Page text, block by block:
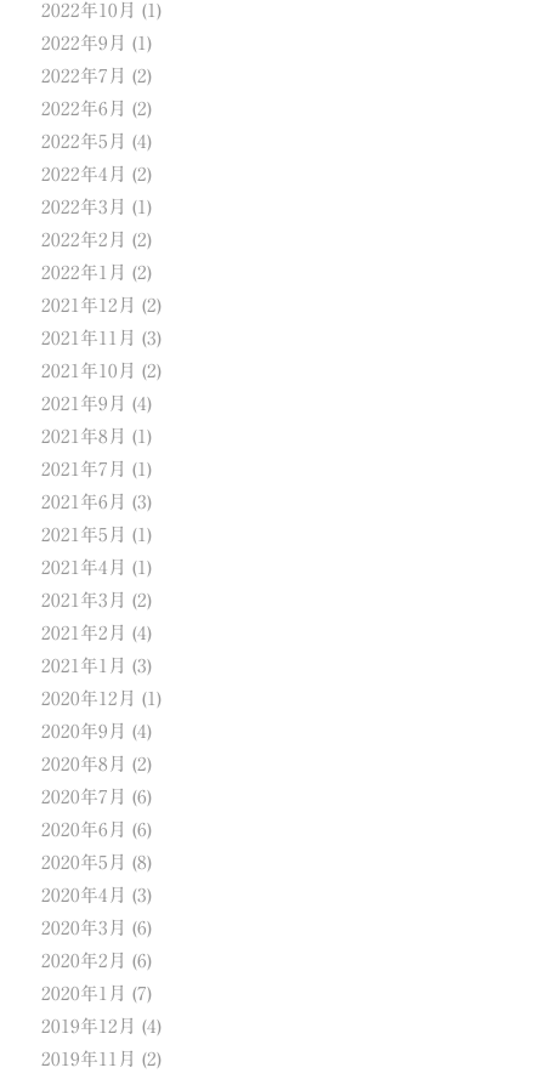
2022年10月 (1)
2022年9月 (1)
2022年7月 (2)
2022年6月 (2)
2022年5月 (4)
2022年4月 (2)
2022年3月 (1)
2022年2月 (2)
2022年1月 (2)
2021年12月 (2)
2021年11月 (3)
2021年10月 (2)
2021年9月 (4)
2021年8月 (1)
2021年7月 (1)
2021年6月 (3)
2021年5月 (1)
2021年4月 (1)
2021年3月 (2)
2021年2月 (4)
2021年1月 (3)
2020年12月 (1)
2020年9月 (4)
2020年8月 (2)
2020年7月 (6)
2020年6月 (6)
2020年5月 (8)
2020年4月 (3)
2020年3月 (6)
2020年2月 (6)
2020年1月 (7)
2019年12月 (4)
2019年11月 (2)